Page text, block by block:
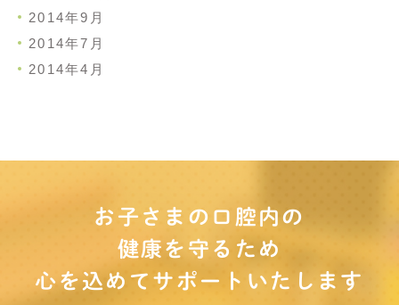
2014年9月
2014年7月
2014年4月
お子さまの口腔内の
健康を守るため
心を込めてサポート いたします